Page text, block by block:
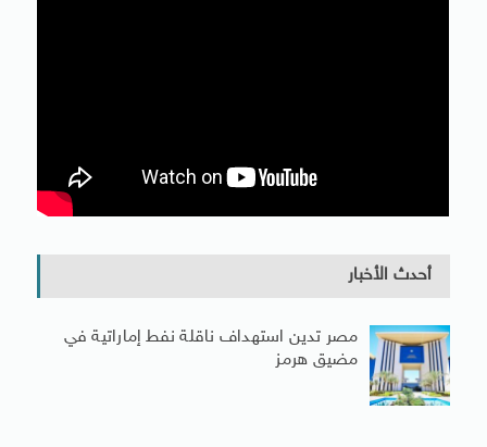
أحدث الأخبار
مصر تدين استهداف ناقلة نفط إماراتية في
مضيق هرمز